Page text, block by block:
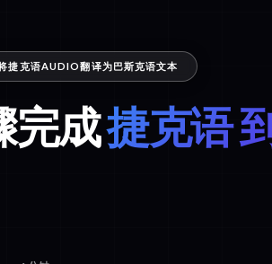
捷克语AUDIO翻译为巴斯克语文本
完成捷克语